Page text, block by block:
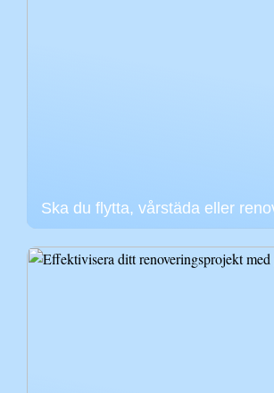
Ska du flytta, vårstäda eller